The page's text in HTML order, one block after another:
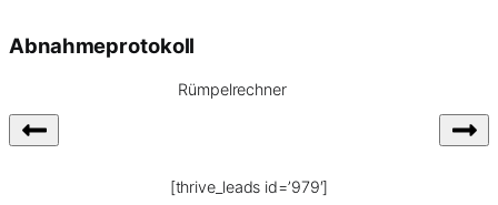
Abnahmeprotokoll
Rümpelrechner
[thrive_leads id=’979′]